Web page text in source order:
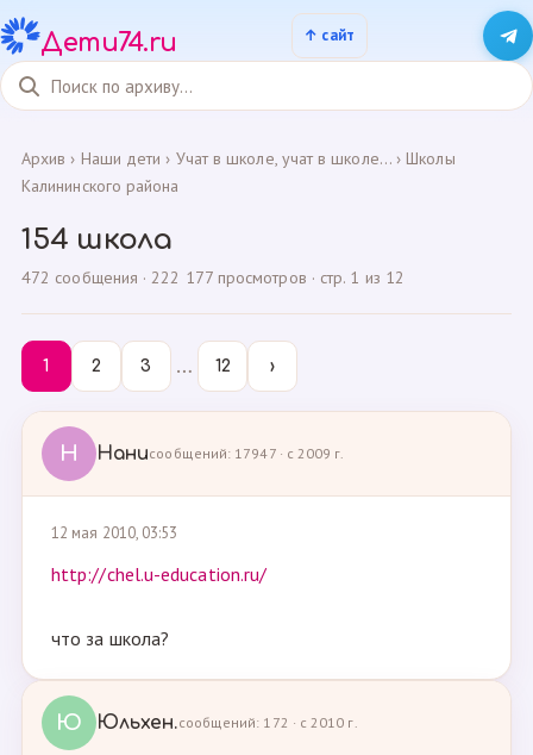
Дети74.ru
Архив › Наши дети › Учат в школе, учат в школе...› Школы
Калининского района
154 школа
472 сообщения · 222 177 просмотров · стр. 1 из 12
1 2 3 … 12 ›
Н Нанисообщений: 17947 · с 2009 г.
12 мая 2010, 03:53
http://chel.u-education.ru/
что за школа?
Ю Юльхен.сообщений: 172 · с 2010 г.